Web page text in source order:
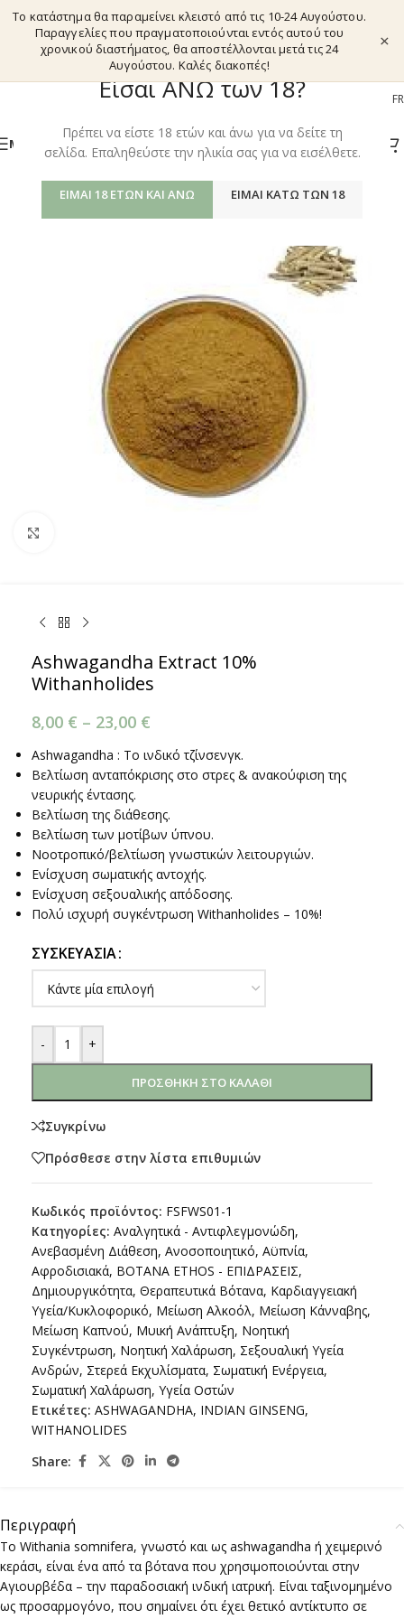
Είσαι ΑΝΩ των 18?
Πρέπει να είστε 18 ετών και άνω για να δείτε τη
σελίδα. Επαληθεύστε την ηλικία σας για να εισέλθετε.
ΕΊΜΑΙ 18 ΕΤΏΝ ΚΑΙ ΆΝΩ ΕΊΜΑΙ ΚΆΤΩ ΤΩΝ 18
Το κατάστημα θα παραμείνει κλειστό από τις 10-24 Αυγούστου.
Παραγγελίες που πραγματοποιούνται εντός αυτού του
χρονικού διαστήματος, θα αποστέλλονται μετά τις 24
Αυγούστου. Καλές διακοπές!
×
EL FR
ΜΕΝΟΎ
Ashwagandha Extract 10%
Withanholides
8,00 € – 23,00 €
Ashwagandha : Το ινδικό τζίνσενγκ.
Βελτίωση ανταπόκρισης στο στρες & ανακούφιση της
νευρικής έντασης.
Βελτίωση της διάθεσης.
Βελτίωση των μοτίβων ύπνου.
Νοοτροπικό/βελτίωση γνωστικών λειτουργιών.
Ενίσχυση σωματικής αντοχής.
Ενίσχυση σεξουαλικής απόδοσης.
Πολύ ισχυρή συγκέντρωση Withanholides – 10%!
ΣΥΣΚΕΥΑΣΊΑ
- +
ΠΡΟΣΘΉΚΗ ΣΤΟ ΚΑΛΆΘΙ
Συγκρίνω
Πρόσθεσε στην λίστα επιθυμιών
Κωδικός προϊόντος: FSFWS01-1
Κατηγορίες: Αναλγητικά - Αντιφλεγμονώδη,
Ανεβασμένη Διάθεση, Ανοσοποιητικό, Αϋπνία,
Αφροδισιακά, ΒΟΤΑΝΑ ETHOS - ΕΠΙΔΡΑΣΕΙΣ,
Δημιουργικότητα, Θεραπευτικά Βότανα, Καρδιαγγειακή
Υγεία/Κυκλοφορικό, Μείωση Αλκοόλ, Μείωση Κάνναβης,
Μείωση Καπνού, Μυική Ανάπτυξη, Νοητική
Συγκέντρωση, Νοητική Χαλάρωση, Σεξουαλική Υγεία
Ανδρών, Στερεά Εκχυλίσματα, Σωματική Ενέργεια,
Σωματική Χαλάρωση, Υγεία Οστών
Ετικέτες: ASHWAGANDHA, INDIAN GINSENG,
WITHANOLIDES
Share:
Περιγραφή
Το Withania somnifera, γνωστό και ως ashwagandha ή χειμερινό
κεράσι, είναι ένα από τα βότανα που χρησιμοποιούνται στην
Αγιουρβέδα – την παραδοσιακή ινδική ιατρική. Είναι ταξινομημένο
ως προσαρμογόνο, που σημαίνει ότι έχει θετικό αντίκτυπο σε